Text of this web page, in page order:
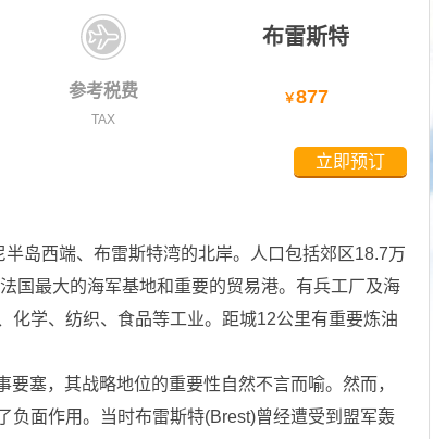
布雷斯特
参考税费
TAX
￥877
立即预订
岛西端、布雷斯特湾的北岸。人口包括郊区18.7万
国最大的海军基地和重要的贸易港。有兵工厂及海
化学、纺织、食品等工业。距城12公里有重要炼油
塞，其战略地位的重要性自然不言而喻。然而，
负面作用。当时布雷斯特(Brest)曾经遭受到盟军轰